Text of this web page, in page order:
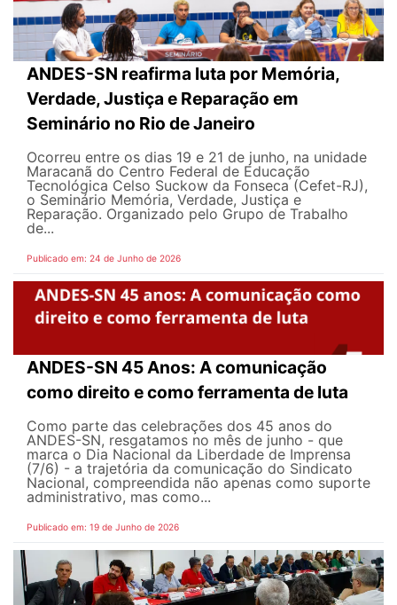
ANDES-SN reafirma luta por Memória,
Verdade, Justiça e Reparação em
Seminário no Rio de Janeiro
Ocorreu entre os dias 19 e 21 de junho, na unidade
Maracanã do Centro Federal de Educação
Tecnológica Celso Suckow da Fonseca (Cefet-RJ),
o Seminário Memória, Verdade, Justiça e
Reparação. Organizado pelo Grupo de Trabalho
de...
Publicado em: 24 de Junho de 2026
ANDES-SN 45 Anos: A comunicação
como direito e como ferramenta de luta
Como parte das celebrações dos 45 anos do
ANDES-SN, resgatamos no mês de junho - que
marca o Dia Nacional da Liberdade de Imprensa
(7/6) - a trajetória da comunicação do Sindicato
Nacional, compreendida não apenas como suporte
administrativo, mas como...
Publicado em: 19 de Junho de 2026